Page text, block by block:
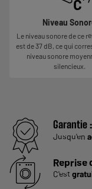
Niveau
Le niveau sonore de ce
est de 37 dB, ce qui
niveau sonore
silencieux.
Garantie :
Jusqu'en
Reprise
C'est